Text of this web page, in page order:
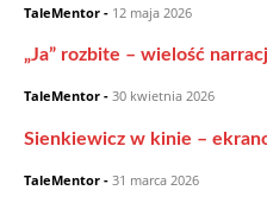
TaleMentor - 12 maja 2026
„Ja” rozbite – wielość
TaleMentor - 30 kwietnia 2026
Sienkiewicz w kinie –
TaleMentor - 31 marca 2026